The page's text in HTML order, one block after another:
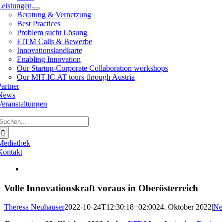
Beratung & Vernetzung
Best Practices
Problem sucht Lösung
EITM Calls & Bewerbe
Innovationslandkarte
Enabling Innovation
Our Startup-Corporate Collaboration workshops
Our MIT.IC.AT tours through Austria
Bild
Volle Innovationskraft voraus in Oberösterreich
Theresa Neuhauser2022-10-24T12:30:18+02:0024. Oktober 2022|